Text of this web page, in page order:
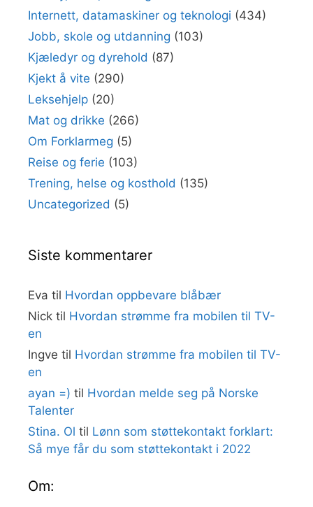
Internett, datamaskiner og teknologi (434)
Jobb, skole og utdanning (103)
Kjæledyr og dyrehold (87)
Kjekt å vite (290)
Leksehjelp (20)
Mat og drikke (266)
Om Forklarmeg (5)
Reise og ferie (103)
Trening, helse og kosthold (135)
Uncategorized (5)
Siste kommentarer
Eva til Hvordan oppbevare blåbær
Nick til Hvordan strømme fra mobilen til TV-
en
Ingve til Hvordan strømme fra mobilen til TV-
en
ayan =) til Hvordan melde seg på Norske
Talenter
Stina. Ol til Lønn som støttekontakt forklart:
Så mye får du som støttekontakt i 2022
Om: